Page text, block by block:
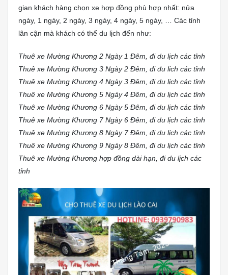
gian khách hàng chọn xe hợp đồng phù hợp nhất: nửa
ngày, 1 ngày, 2 ngày, 3 ngày, 4 ngày, 5 ngày, … Các tỉnh
lân cận mà khách có thể du lịch đến như:
Thuê xe Mường Khương 2 Ngày 1 Đêm, đi du lịch các tỉnh
Thuê xe Mường Khương 3 Ngày 2 Đêm, đi đu lich các tỉnh
Thuê xe Mường Khương 4 Ngày 3 Đêm, đi du lịch các tỉnh
Thuê xe Mường Khương 5 Ngày 4 Đêm, đi du lịch các tỉnh
Thuê xe Mường Khương 6 Ngày 5 Đêm, đi du lịch các tỉnh
Thuê xe Mường Khương 7 Ngày 6 Đêm, đi du lịch các tỉnh
Thuê xe Mường Khương 8 Ngày 7 Đêm, đi du lịch các tỉnh
Thuê xe Mường Khương 9 Ngày 8 Đêm, đi du lịch các tỉnh
Thuê xe Mường Khương hợp đồng dài hạn, đi du lịch các
tỉnh